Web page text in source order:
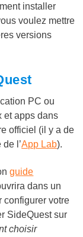
installer
voulez mettre
versions
PC ou
et apps dans
officiel (il y a de
l’App Lab).
guide
dans un
configurer votre
SideQuest sur
choisir